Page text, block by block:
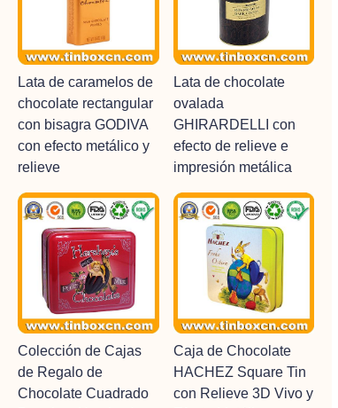
Lata de caramelos de
chocolate rectangular
con bisagra GODIVA
con efecto metálico y
relieve
Lata de chocolate
ovalada
GHIRARDELLI con
efecto de relieve e
impresión metálica
Colección de Cajas
de Regalo de
Chocolate Cuadrado
Caja de Chocolate
HACHEZ Square Tin
con Relieve 3D Vivo y